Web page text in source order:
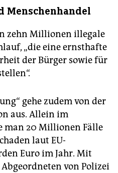
Menschenhandel
zehn Millionen illegale
„die eine ernsthafte
der Bürger sowie für
gehe zudem von der
aus. Allein im
man 20 Millionen Fälle
laut EU-
Euro im Jahr. Mit
von Polizei